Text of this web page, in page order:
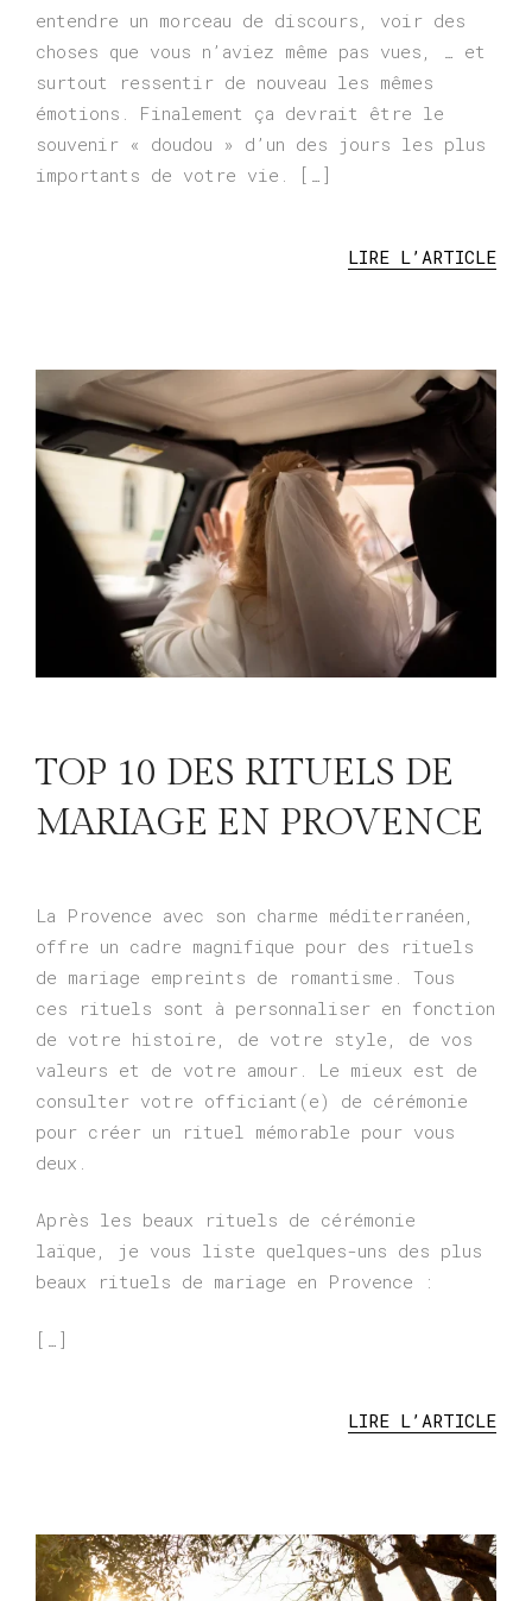
entendre un morceau de discours, voir des
choses que vous n’aviez même pas vues, … et
surtout ressentir de nouveau les mêmes
émotions. Finalement ça devrait être le
souvenir « doudou » d’un des jours les plus
importants de votre vie. […]
LIRE L’ARTICLE
TOP 10 DES RITUELS DE
MARIAGE EN PROVENCE
La Provence avec son charme méditerranéen,
offre un cadre magnifique pour des rituels
de mariage empreints de romantisme. Tous
ces rituels sont à personnaliser en fonction
de votre histoire, de votre style, de vos
valeurs et de votre amour. Le mieux est de
consulter votre officiant(e) de cérémonie
pour créer un rituel mémorable pour vous
deux.
Après les beaux rituels de cérémonie
laïque, je vous liste quelques-uns des plus
beaux rituels de mariage en Provence :
[…]
LIRE L’ARTICLE